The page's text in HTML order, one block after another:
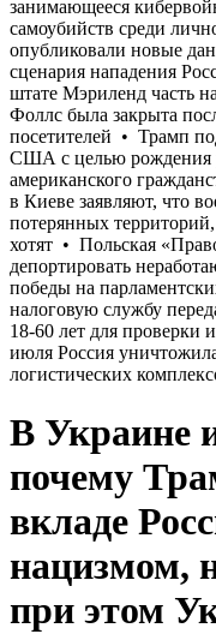
В Украине
почему
вкладе
нацизмом,
при этом